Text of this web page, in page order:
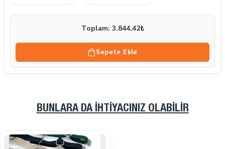
Toplam: 3.844,42₺
Sepete Ekle
BUNLARA DA İHTIYACINIZ OLABILIR